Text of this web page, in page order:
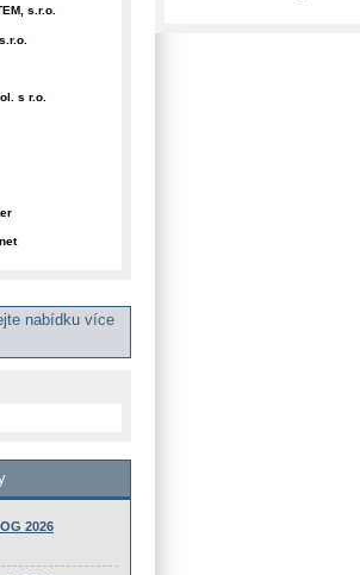
s.r.o.
s r.o.
nabídku více